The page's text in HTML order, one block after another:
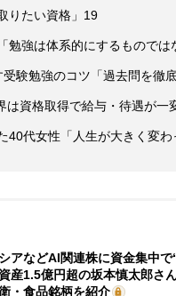
りたい資格」19
強は体系的にするものでは
験勉強のコツ「過去問を徹底
資格取得で給与・待遇が一
代女性「人生が大きく変わ
アなどAI関連株に資金集中
1.5億円超の坂本慎太郎さ
・食品銘柄を紹介